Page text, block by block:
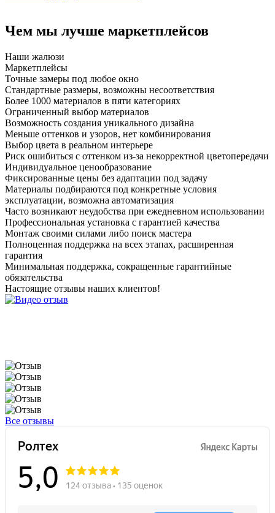
Чем мы лучше маркетплейсов
Наши жалюзи
Маркетплейсы
Точные замеры под любое окно
Стандартные размеры, возможны несоответствия
Более 1000 материалов в пяти категориях
Ограниченный выбор материалов
Возможность создания уникального дизайна
Меньше оттенков и узоров, нет комбинирования
Выбор цвета в реальном интерьере
Риск ошибиться с оттенком из-за некорректной цветопередачи
Индивидуальное ценообразование
Фиксированные цены без адаптации под задачу
Материалы подбираются под конкретные условия
эксплуатации, возможна автоматизация
Часто возникают неудобства при ежедневном использовании
Профессиональная установка с гарантией качества
Монтаж своими силами либо поиск мастера
Полноценная поддержка на всех этапах, расширенная
гарантия
Минимальная поддержка, сокращенные гарантийные
обязательства
Настоящие отзывы наших клиентов!
Все отзывы